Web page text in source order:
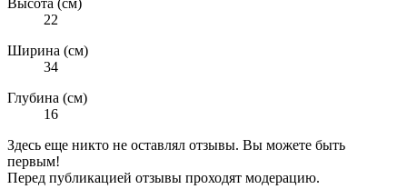
Высота (см)
22
Ширина (см)
34
Глубина (см)
16
Здесь еще никто не оставлял отзывы. Вы можете быть
первым!
Перед публикацией отзывы проходят модерацию.